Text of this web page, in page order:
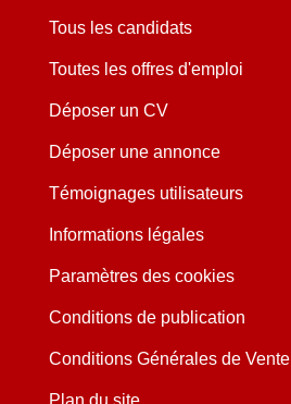
Tous les candidats
Toutes les offres d'emploi
Déposer un CV
Déposer une annonce
Témoignages utilisateurs
Informations légales
Paramètres des cookies
Conditions de publication
Conditions Générales de Vente